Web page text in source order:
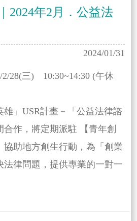
2024年2月．公益法
2024/01/31
2/28(三) 10:30~14:30 (午休
」USR計畫－「公益法律諮
作，將定期派駐 【青年創
協助地方創生行動，為「創業
法律問題，提供專業的一對一